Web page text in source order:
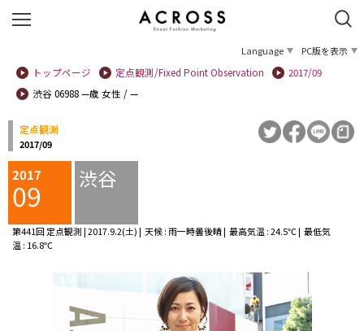
Language
PC版を表示
トップページ
定点観測/Fixed Point Observation
2017/09
渋谷 06988 —歳 女性 / —
定点観測
2017/09
2017
09 渋谷
第441回 定点観測 | 2017.9.2(土) | 天候 : 雨一時曇後晴 | 最高気温 : 24.5℃ | 最低気
温 : 16.8℃